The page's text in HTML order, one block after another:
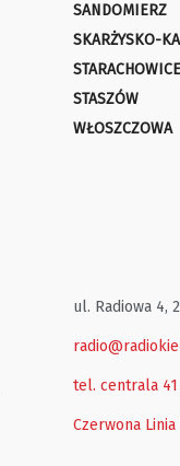
SANDOMIERZ
SKARŻYSKO-
STARACHOWICE
STASZÓW
WŁOSZCZOWA
ul. Radiowa 4,
tel. centrala 41
Czerwona